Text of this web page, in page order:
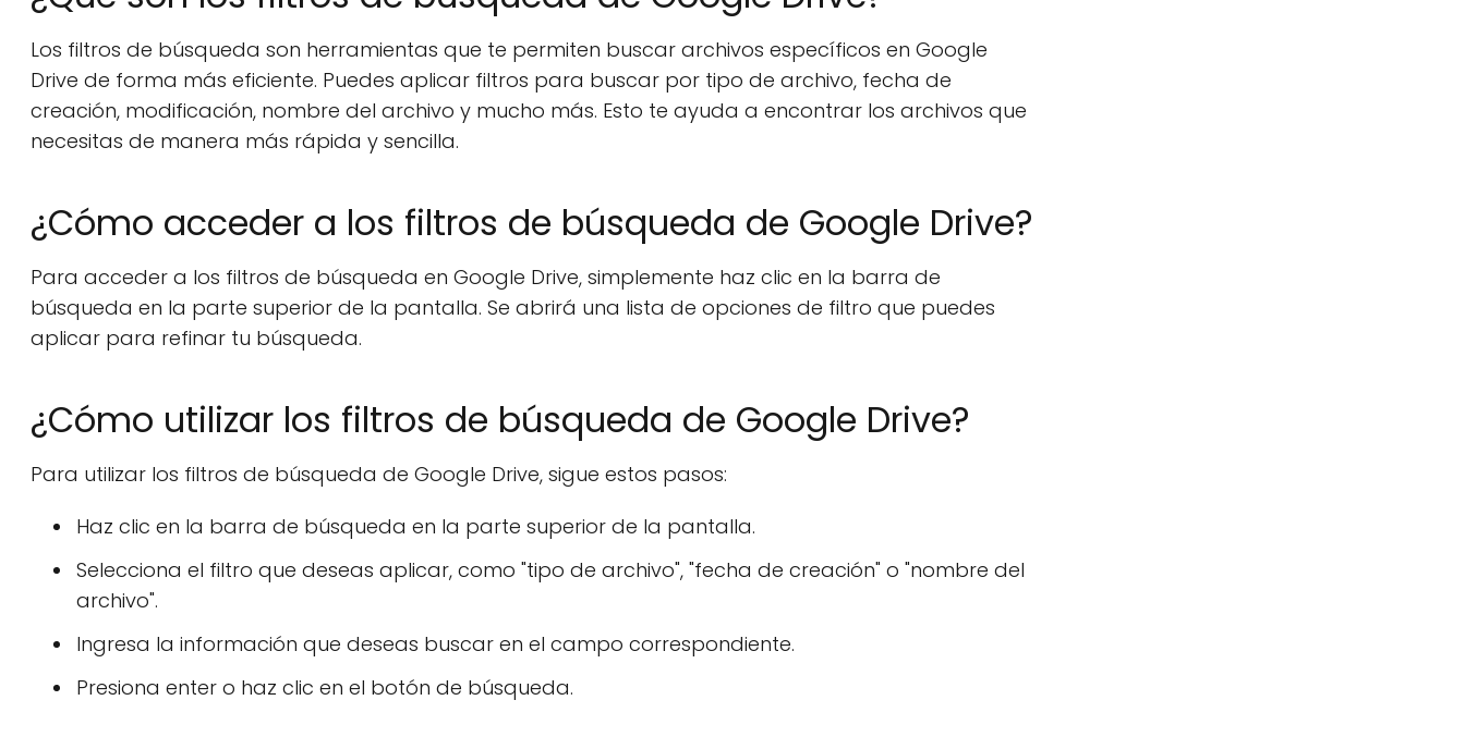
Los filtros de búsqueda son herramientas que te permiten buscar archivos específicos en Google
Drive de forma más eficiente. Puedes aplicar filtros para buscar por tipo de archivo, fecha de
creación, modificación, nombre del archivo y mucho más. Esto te ayuda a encontrar los archivos que
necesitas de manera más rápida y sencilla.
¿Cómo acceder a los filtros de búsqueda de Google Drive?
Para acceder a los filtros de búsqueda en Google Drive, simplemente haz clic en la barra de
búsqueda en la parte superior de la pantalla. Se abrirá una lista de opciones de filtro que puedes
aplicar para refinar tu búsqueda.
¿Cómo utilizar los filtros de búsqueda de Google Drive?
Para utilizar los filtros de búsqueda de Google Drive, sigue estos pasos:
Haz clic en la barra de búsqueda en la parte superior de la pantalla.
Selecciona el filtro que deseas aplicar, como "tipo de archivo", "fecha de creación" o "nombre del
archivo".
Ingresa la información que deseas buscar en el campo correspondiente.
Presiona enter o haz clic en el botón de búsqueda.